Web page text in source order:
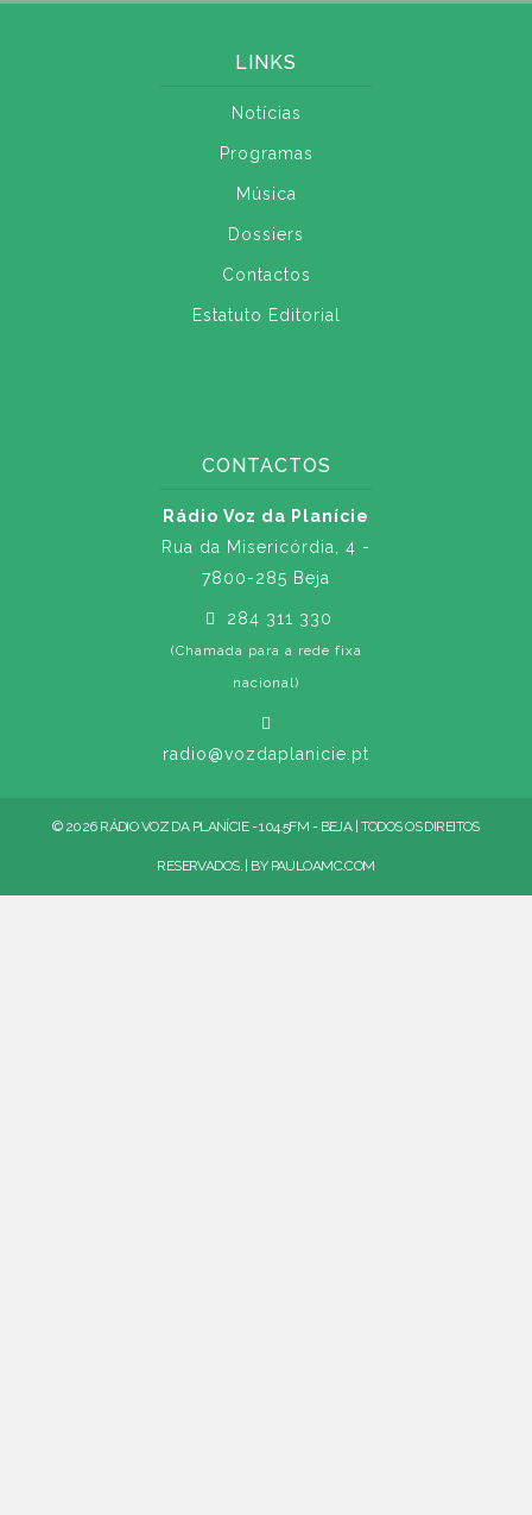
LINKS
Notícias
Programas
Música
Dossiers
Contactos
Estatuto Editorial
CONTACTOS
Rádio Voz da Planície
Rua da Misericórdia, 4 -
7800-285 Beja
284 311 330
(Chamada para a rede fixa
nacional)
radio@vozdaplanicie.pt
© 2026 RÁDIO VOZ DA PLANÍCIE - 104.5FM - BEJA | TODOS OS DIREITOS
RESERVADOS. | BY PAULOAMC.COM